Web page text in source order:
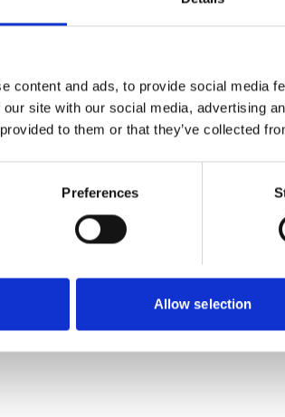
content and ads, to provide social media
site with our social media, advertising
to them or that they’ve collected
Preferences
Allow selection